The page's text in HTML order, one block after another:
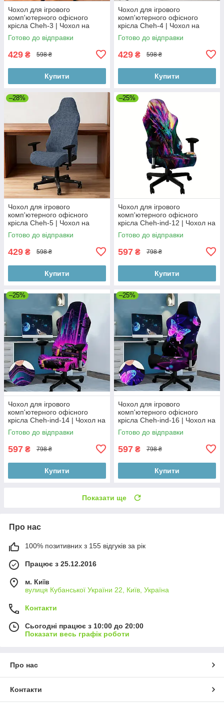
Чохол для ігрового
комп'ютерного офісного
крісла Cheh-3 | Чохол на
ігрове комп'ютерне офісне
крісло | комплект 4 елементи
Готово до відправки
429 ₴ 598 ₴
Купити
Чохол для ігрового
комп'ютерного офісного
крісла Cheh-4 | Чохол на
ігрове комп'ютерне офісне
крісло | комплект 2 елементи
Готово до відправки
429 ₴ 598 ₴
Купити
–28%
Чохол для ігрового
комп'ютерного офісного
крісла Cheh-5 | Чохол на
ігрове комп'ютерне офісне
крісло | комплект 2 елементи
Готово до відправки
429 ₴ 598 ₴
Купити
–25%
Чохол для ігрового
комп'ютерного офісного
крісла Cheh-ind-12 | Чохол на
ігрове комп'ютерне офісне
крісло | комплект 2 елементи
Готово до відправки
597 ₴ 798 ₴
Купити
–25%
Чохол для ігрового
комп'ютерного офісного
крісла Cheh-ind-14 | Чохол на
ігрове комп'ютерне офісне
крісло | комплект 2 елементи
Готово до відправки
597 ₴ 798 ₴
Купити
–25%
Чохол для ігрового
комп'ютерного офісного
крісла Cheh-ind-16 | Чохол на
ігрове комп'ютерне офісне
крісло | комплект 2 елементи
Готово до відправки
597 ₴ 798 ₴
Купити
Показати ще
Про нас
100% позитивних з 155 відгуків за рік
Працює з 25.12.2016
м. Київ
вулиця Кубанської України 22, Київ, Україна
Контакти
Сьогодні працює з 10:00 до 20:00
Показати весь графік роботи
Про нас
Контакти